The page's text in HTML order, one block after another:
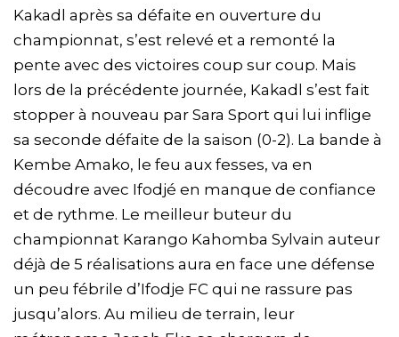
Kakadl après sa défaite en ouverture du
championnat, s’est relevé et a remonté la
pente avec des victoires coup sur coup. Mais
lors de la précédente journée, Kakadl s’est fait
stopper à nouveau par Sara Sport qui lui inflige
sa seconde défaite de la saison (0-2). La bande à
Kembe Amako, le feu aux fesses, va en
découdre avec Ifodjé en manque de confiance
et de rythme. Le meilleur buteur du
championnat Karango Kahomba Sylvain auteur
déjà de 5 réalisations aura en face une défense
un peu fébrile d’Ifodje FC qui ne rassure pas
jusqu’alors. Au milieu de terrain, leur